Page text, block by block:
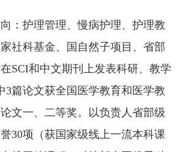
：护理管理、慢病护理、护理教
社科基金、国自然子项目、省部
SCI和中文期刊上发表科研、教学
3篇论文获全国医学教育和医学教
文一、二等奖。以负责人省部级
30项（获国家级线上一流本科课